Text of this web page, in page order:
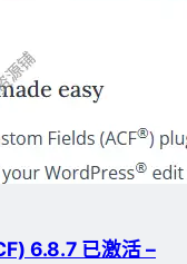
6.8.7 已激活 –